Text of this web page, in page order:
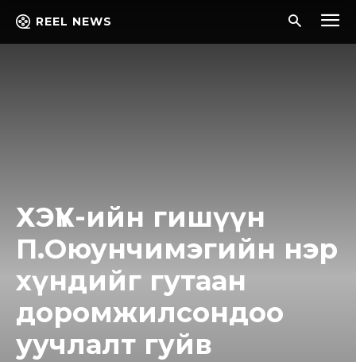
REEL NEWS
ХЭҮК-ийн гишүүн
П.Оюунчимэгийн нэр
хүндийг гутаан
доромжилсондоо
уучлалт гуйв